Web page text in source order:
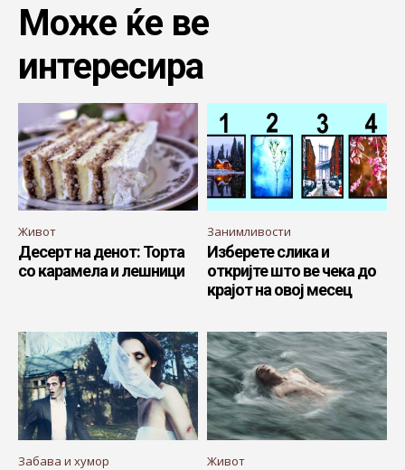
Може ќе ве
интересира
Живот
Десерт на денот: Торта
со карамелa и лешници
Занимливости
Изберете слика и
откријте што ве чека до
крајот на овој месец
Забава и хумор Живот